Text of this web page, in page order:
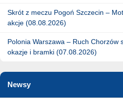
Skrót z meczu Pogoń Szczecin –
akcje (08.08.2026)
Polonia Warszawa – Ruch Chorzów
okazje i bramki (07.08.2026)
Newsy